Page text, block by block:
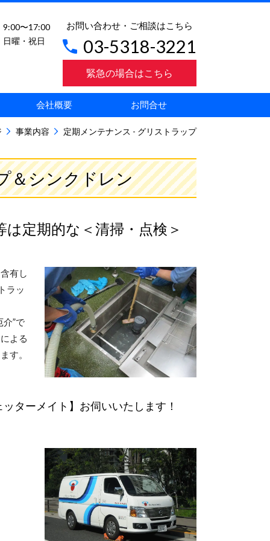
9:00〜17:00
日曜・祝日
お問い合わせ・ご相談はこちら
03-5318-3221
緊急の場合はこちら
会社概要 お問合せ
事業内容 定期メンテナンス - グリストラップ
＆シンクドレン
定期的な＜清掃・点検＞
有し
ラッ
”で
よる
す。
ッターメイト】お伺いいたします！